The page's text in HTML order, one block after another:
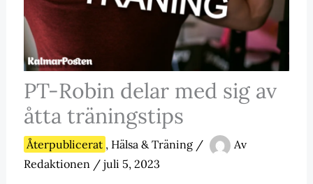
PT-Robin delar med sig av
åtta träningstips
Återpublicerat , Hälsa & Träning/
Av
Redaktionen / juli 5, 2023